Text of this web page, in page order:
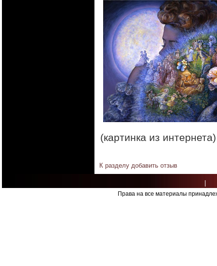
(картинка из интернета)
К разделу добавить отзыв
Права на все материалы